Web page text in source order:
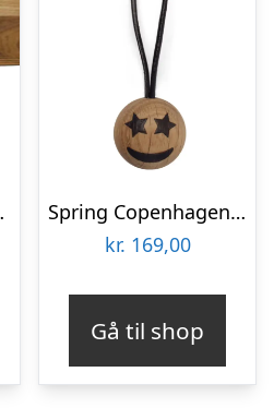
Spring Copenhagen Emotions® Star Eyes Nøglering
kr. 169,00
Gå til shop